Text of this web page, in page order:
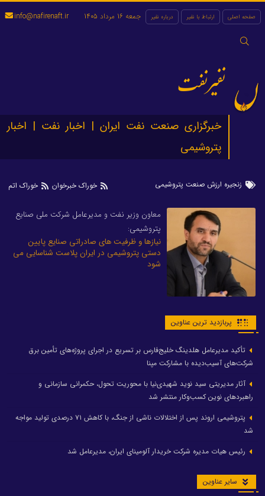
صفحه اصلی ارتباط با نفیر درباره نفیر
جستجو
جمعه 16 مرداد 1405 info@nafirenaft.ir
نفیرنفت
خبرگزاری صنعت نفت ایران | اخبار نفت | اخبار
پتروشیمی
زنجیره ارزش صنعت پتروشیمی خوراک خبرخوان خوراک اتم
معاون وزیر نفت و مدیرعامل شرکت ملی صنایع
پتروشیمی:
نیازها و ظرفیت های صادراتی صنایع پایین
دستی پتروشیمی در ایران پلاست شناسایی می
شود
پربازدید ترین عناوین
تأکید مدیرعامل هلدینگ خلیج‌فارس بر تسریع در اجرای پروژه‌های تأمین برق
شرکت‌های آسیب‌دیده با مشارکت مپنا
آثار مدیریتی سید نوید شهیدی‌نیا با محوریت تحول، حکمرانی سازمانی و
راهبردهای نوین کسب‌وکار منتشر شد
پتروشیمی اروند پس از اختلالات ناشی از جنگ، با کاهش ۷۱ درصدی تولید مواجه
شد
رئیس هیات مدیره شرکت خریدار آلومینای ایران، مدیرعامل شد
سایر عناوین